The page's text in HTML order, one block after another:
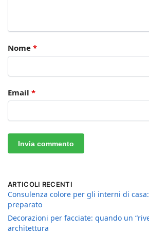
Nome *
Email *
ARTICOLI RECENTI
Consulenza colore per gli interni di
preparato
Decorazioni per facciate: quando un
architettura